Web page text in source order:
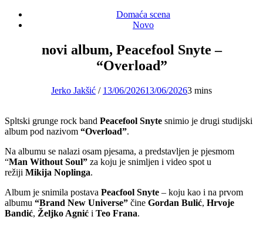
Domaća scena
Novo
novi album, Peacefool Snyte –
“Overload”
Jerko Jakšić / 13/06/202613/06/20263 mins
Spltski grunge rock band Peacefool Snyte snimio je drugi studijski
album pod nazivom “Overload”.
Na albumu se nalazi osam pjesama, a predstavljen je pjesmom
“Man Without Soul” za koju je snimljen i video spot u
režiji Mikija Noplinga.
Album je snimila postava Peacfool Snyte – koju kao i na prvom
albumu “Brand New Universe” čine Gordan Bulić, Hrvoje
Bandić, Željko Agnić i Teo Frana.